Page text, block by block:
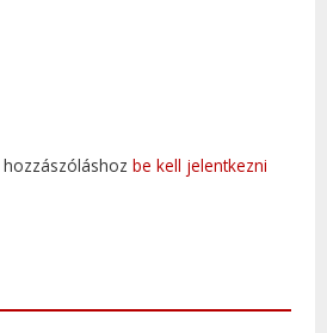
hozzászóláshoz be kell jelentkezni